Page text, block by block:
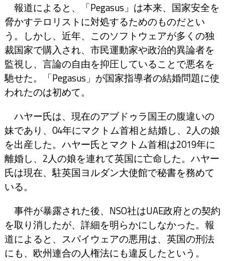
報道によると、「Pegasus」は本来、国家安全を
脅かすテロリストに対処するためのものだとい
う。しかし、近年、このソフトウェアが多くの独
裁国家で購入され、市民運動家や政治的異論者を
監視し、言論の自由を抑圧していることで悪名を
馳せた。「Pegasus」が国家指導者の結婚問題に使
われたのは初めて。
ハヤー氏は、現在のアブドゥラ国王の腹違いの
妹であり、04年にマクトム首相と結婚し、2人の娘
を出産した。ハヤー氏とマクトム首相は2019年に
離婚し、2人の娘を連れて英国に亡命した。ハヤー
氏は現在、駐英国ヨルダン大使館で秘書を務めて
いる。
事件が暴露された後、NSO社はUAE政府との契約
を取り消したが、詳細を明らかにしなかった。報
道によると、スパイウェアの悪用は、英国の刑法
にも、欧州連合の人権法にも違反したという。